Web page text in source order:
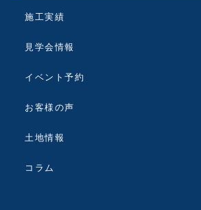
施工実績
見学会情報
イベント予約
お客様の声
土地情報
コラム